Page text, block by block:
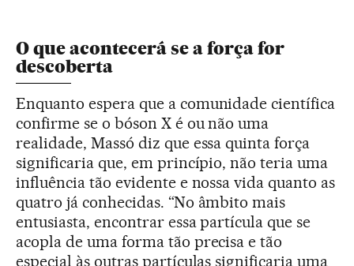
O que acontecerá se a força for
descoberta
Enquanto espera que a comunidade científica
confirme se o bóson X é ou não uma
realidade, Massó diz que essa quinta força
significaria que, em princípio, não teria uma
influência tão evidente e nossa vida quanto as
quatro já conhecidas. “No âmbito mais
entusiasta, encontrar essa partícula que se
acopla de uma forma tão precisa e tão
especial às outras partículas significaria uma